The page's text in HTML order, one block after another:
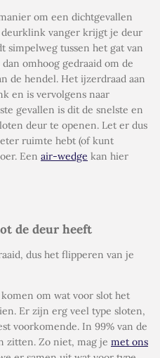
om een dichtgevallen
deurklink vanger krijgt je deur
simpelweg tussen het gat van
omhoog gedraaid om de
de hendel. Het ijzerdraad aan
en is vervolgens naar
gevallen is dit de snelste en
deur te openen. Let er dus
ruimte hebt (of kunt
Een air-wedge kan hier
de deur heeft
dus het flipperen van je
om wat voor slot het
Er zijn erg veel type sloten,
voorkomende. In 99% van de
zitten. Zo niet, mag je met ons